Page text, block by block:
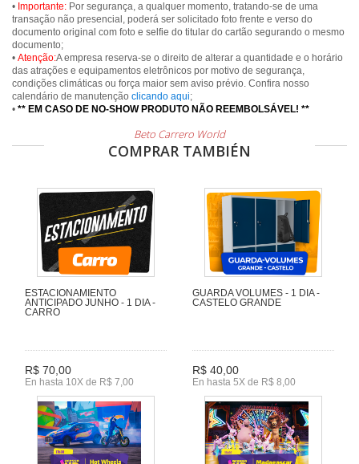
• Importante: Por segurança, a qualquer momento, tratando-se de uma
transação não presencial, poderá ser solicitado foto frente e verso do
documento original com foto e selfie do titular do cartão segurando o mesmo
documento;
• Atenção:A empresa reserva-se o direito de alterar a quantidade e o horário
das atrações e equipamentos eletrônicos por motivo de segurança,
condições climáticas ou força maior sem aviso prévio. Confira nosso
calendário de manutenção clicando aqui;
• ** EM CASO DE NO-SHOW PRODUTO NÃO REEMBOLSÁVEL! **
Beto Carrero World
COMPRAR TAMBIÉN
ESTACIONAMIENTO
ANTICIPADO JUNHO - 1 DIA -
CARRO
R$ 70,00
En hasta 10X de R$ 7,00
GUARDA VOLUMES - 1 DIA -
CASTELO GRANDE
R$ 40,00
En hasta 5X de R$ 8,00